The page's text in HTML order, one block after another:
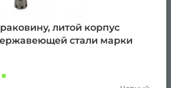
литой корпус
стали марки